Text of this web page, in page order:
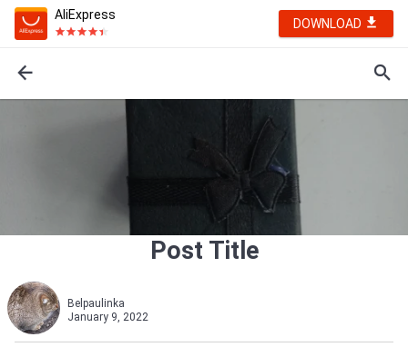
AliExpress
DOWNLOAD
Post Title
Belpaulinka
January 9, 2022